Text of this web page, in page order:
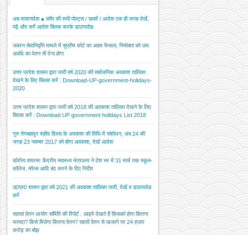
अब शासनादेश ● कॉम की सभी पोस्ट्स / खबरें / आदेश एक ही जगह देखें,
पढ़ें और करें आदेश क्लिक करके डाउनलोड
जबरन सेवानिवृत्ति मामले में सुप्रीम कोर्ट का अहम फैसला, नियोक्ता को उस
अवधि का वेतन भी देना होगा
उत्तर प्रदेश शासन द्वारा जारी वर्ष 2020 की सार्वजनिक अवकाश तालिका
देखने के लिए क्लिक करें : Download-UP-government-holidays-
2020
उत्तर प्रदेश शासन द्वारा जारी वर्ष 2018 की अवकाश तालिका देखने के लिए
क्लिक करें : Download UP government holidays List 2018
गुरु तेगबहादुर शहीद दिवस के अवकाश की तिथि में संशोधन, अब 24 की
जगह 23 नवम्बर 2017 को होगा अवकाश, देखें आदेश
कोरोना वायरस: केंद्रीय स्वास्थ्य मंत्रालय ने देश भर में 31 मार्च तक स्कूल-
कॉलेज, मॉल्स आदि बंद करने के दिए निर्देश
उ0प्र0 शासन द्वारा वर्ष 2021 की अवकाश तालिका जारी, देखें व डाउनलोड
करें
सातवां वेतन आयोग समिति की रिपोर्ट : आइये देखते हैं किसको होगा कितना
फायदा? किसे मिलेगा कितना वेतन? सातवें वेतन से खजाने पर 24 हजार
करोड़ का बोझ